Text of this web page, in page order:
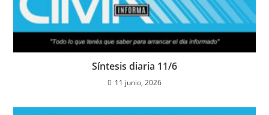
Síntesis diaria 11/6
11 junio, 2026